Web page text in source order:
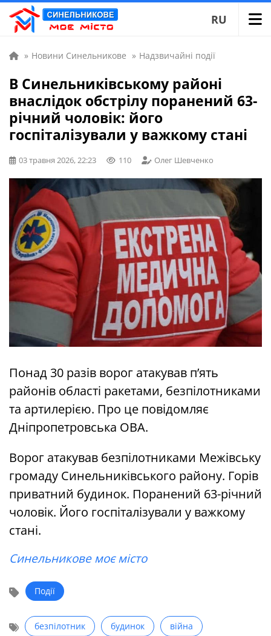
RU
» Новини Синельникове » Надзвичайні події
В Синельниківському районі
внаслідок обстрілу поранений 63-
річний чоловік: його
госпіталізували у важкому стані
03 травня 2026, 22:23 110 Олег Шевченко
Понад 30 разів ворог атакував п’ять
районів області ракетами, безпілотниками
та артилерією. Про це повідомляє
Дніпропетровська ОВА.
Ворог атакував безпілотниками Межівську
громаду Синельниківського району. Горів
приватний будинок. Поранений 63-річний
чоловік. Його госпіталізували у важкому
стані.
Синельникове моє місто
Події
безпілотник будинок війна